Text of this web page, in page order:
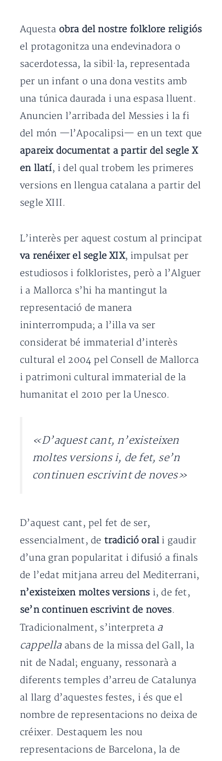
Aquesta obra del nostre folklore religiós
el protagonitza una endevinadora o
sacerdotessa, la sibil·la, representada
per un infant o una dona vestits amb
una túnica daurada i una espasa lluent.
Anuncien l’arribada del Messies i la fi
del món —l’Apocalipsi— en un text que
apareix documentat a partir del segle X
en llatí, i del qual trobem les primeres
versions en llengua catalana a partir del
segle XIII.
L’interès per aquest costum al principat
va renéixer el segle XIX, impulsat per
estudiosos i folkloristes, però a l’Alguer
i a Mallorca s’hi ha mantingut la
representació de manera
ininterrompuda; a l’illa va ser
considerat bé immaterial d’interès
cultural el 2004 pel Consell de Mallorca
i patrimoni cultural immaterial de la
humanitat el 2010 per la Unesco.
«D’aquest cant, n’existeixen
moltes versions i, de fet, se’n
continuen escrivint de noves»
D’aquest cant, pel fet de ser,
essencialment, de tradició orali gaudir
d’una gran popularitat i difusió a finals
de l’edat mitjana arreu del Mediterrani,
n’existeixen moltes versions i, de fet,
se’n continuen escrivint de noves.
Tradicionalment, s’interpreta a
cappellaabans de la missa del Gall, la
nit de Nadal; enguany, ressonarà a
diferents temples d’arreu de Catalunya
al llarg d’aquestes festes, i és que el
nombre de representacions no deixa de
créixer. Destaquem les nou
representacions de Barcelona, la de